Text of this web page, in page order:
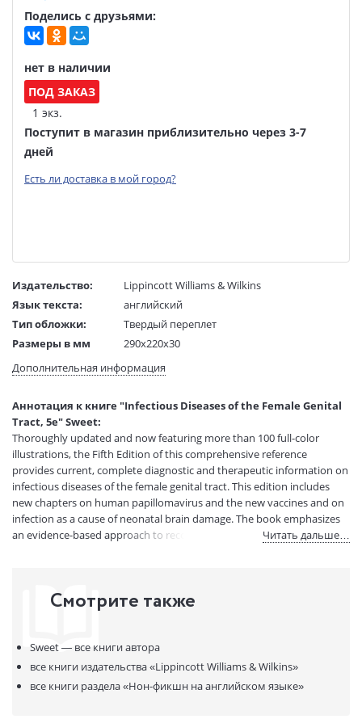
Поделись с друзьями:
нет в наличии
ПОД ЗАКАЗ
1 экз.
Поступит в магазин приблизительно через 3-7
дней
Есть ли доставка в мой город?
Издательство:
Lippincott Williams & Wilkins
Язык текста:
английский
Тип обложки:
Твердый переплет
Размеры в мм
290x220x30
Вес:
2 гр.
Код товара:
Артикул:
11511888
ISBN:
9780781778152
В продаже с:
08.04.2021
Дополнительная информация
Аннотация к книге "Infectious Diseases of the Female Genital
Tract, 5e" Sweet:
Thoroughly updated and now featuring more than 100 full-color
illustrations, the Fifth Edition of this comprehensive reference
provides current, complete diagnostic and therapeutic information on
infectious diseases of the female genital tract. This edition includes
new chapters on human papillomavirus and the new vaccines and on
infection as a cause of neonatal brain damage. The book emphasizes
an evidence-based approach to recommendations and presents
additional algorithms and tables. A companion Website will offer the
Читать дальше…
Смотрите также
Sweet — все книги автора
все книги издательства«Lippincott Williams & Wilkins»
все книги раздела«Нон-фикшн на английском языке»